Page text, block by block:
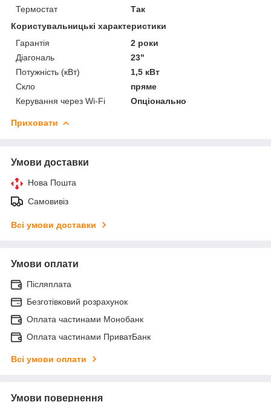
Термостат
Так
Користувальницькі характеристики
Гарантія
2 роки
Діагональ
23"
Потужність (кВт)
1,5 кВт
Скло
пряме
Керування через Wi-Fi
Опціонально
Приховати
Умови доставки
Нова Пошта
Самовивіз
Всі умови доставки
Умови оплати
Післяплата
Безготівковий розрахунок
Оплата частинами Монобанк
Оплата частинами ПриватБанк
Всі умови оплати
Умови повернення